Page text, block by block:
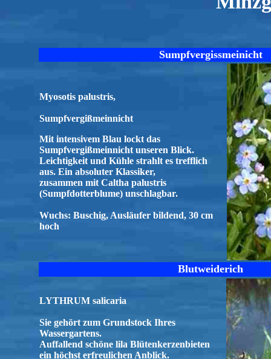
Sumpfvergissmeinicht
Myosotis palustris,
Sumpfvergißmeinnicht
Mit intensivem Blau lockt das
Sumpfvergißmeinnicht unseren Blick.
Leichtigkeit und Kühle strahlt es trefflich
aus. Ein absoluter Klassiker,
zusammen mit Caltha palustris
(Sumpfdotterblume) unschlagbar.
Wuchs: Buschig, Ausläufer bildend, 30 cm
hoch
Blutweiderich
LYTHRUM salicaria
Sie gehört zum Grundstock Ihres
Wassergartens.
Auffallend schöne lila Blütenkerzenbieten
ein höchst erfreulichen Anblick.